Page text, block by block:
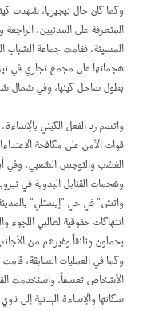
وكما كان حال نيجيريا، شهدت
المتطرفة على المدنيين، الراجعة
المسيئة، فقامت جماعة الشباب
هجماتها على مجمع تجاري في
بطول ساحل كينيا، وفي شمال
واتسم رد الفعل الكيني
قوات الأمن على مكافحة
الغضب والتوجس الشعبي. وفي
وهجمات القنابل اليدوية في
واتش" في حي "إيستلي"
انتهاكات حقوقية لطالبي اللجوء
يحملون وثائقاً وغيرهم من
وكما في العمليات السابقة،
الأشخاص تعسفاً، واستخدمت
سكانها والإساءة البدنية إلى